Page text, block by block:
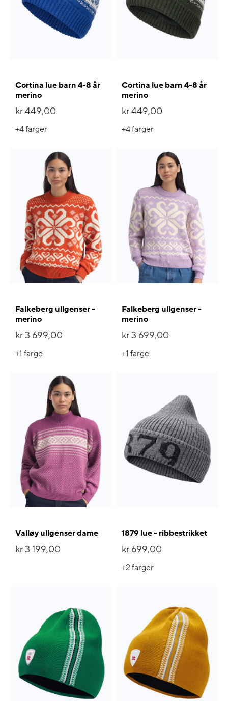
Cortina lue barn 4-8 år
merino
kr 449,00
+4farger
Cortina lue barn 4-8 år
merino
kr 449,00
+4farger
Falkeberg ullgenser -
merino
kr 3 699,00
+1 farge
Falkeberg ullgenser -
merino
kr 3 699,00
+1 farge
Valløy ullgenser dame
kr 3 199,00
1879 lue - ribbestrikket
kr 699,00
+2farger